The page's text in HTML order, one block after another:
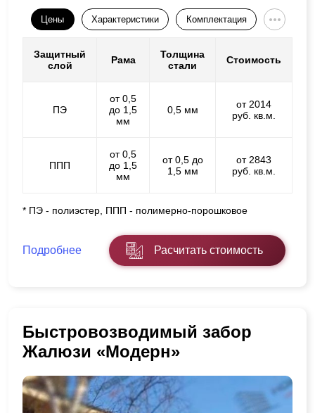
Цены Характеристики Комплектация
Защитный
слой
Рама
Толщина
стали
Стоимость
ПЭ
от 0,5
до 1,5
мм
0,5 мм
от 2014
руб. кв.м.
ППП
от 0,5
до 1,5
мм
от 0,5 до
1,5 мм
от 2843
руб. кв.м.
* ПЭ - полиэстер, ППП - полимерно-порошковое
Подробнее Расчитать стоимость
Быстровозводимый забор
Жалюзи «Модерн»